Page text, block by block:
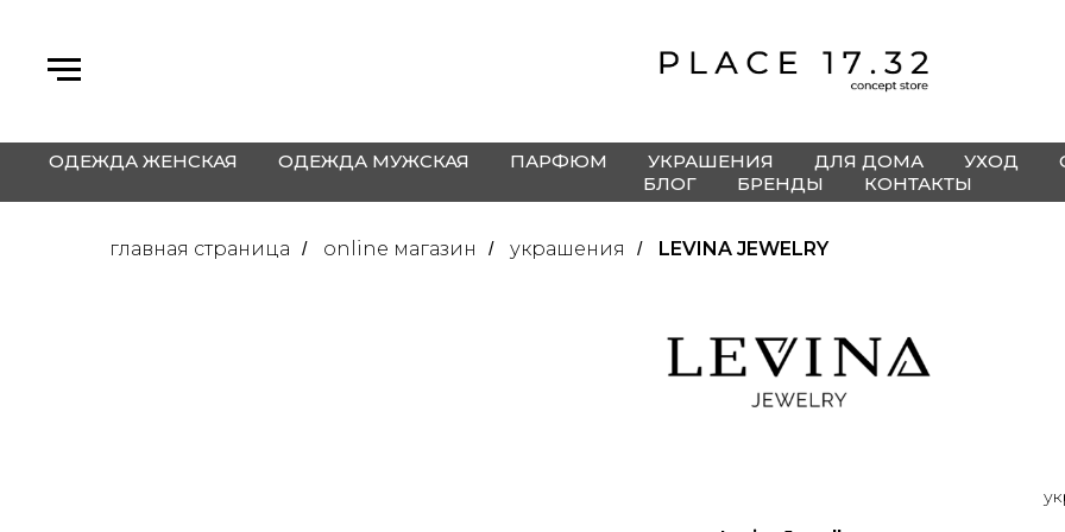
ОДЕЖДА ЖЕНСКАЯ ОДЕЖДА МУЖСКАЯ ПАРФЮМ УКРАШЕНИЯ ДЛЯ ДОМА УХОД
БЛОГ
БРЕНДЫ КОНТАКТЫ
главная страница / online магазин / украшения / LEVINA JEWELRY